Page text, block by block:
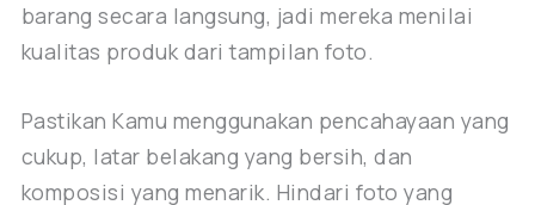
barang secara langsung, jadi mereka menilai
kualitas produk dari tampilan foto.
Pastikan Kamu menggunakan pencahayaan yang
cukup, latar belakang yang bersih, dan
komposisi yang menarik. Hindari foto yang